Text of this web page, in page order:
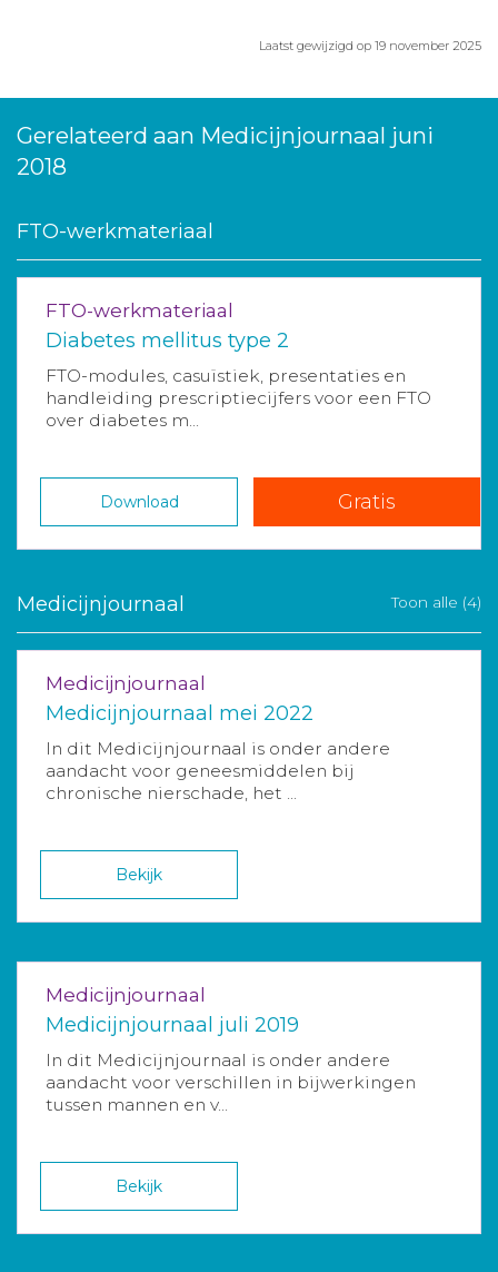
Laatst gewijzigd op 19 november 2025
Gerelateerd aan Medicijnjournaal juni
2018
FTO-werkmateriaal
FTO-werkmateriaal
Diabetes mellitus type 2
FTO-modules, casuïstiek, presentaties en
handleiding prescriptiecijfers voor een FTO
over diabetes m...
Download Gratis
Medicijnjournaal Toon alle (4)
Medicijnjournaal
Medicijnjournaal mei 2022
In dit Medicijnjournaal is onder andere
aandacht voor geneesmiddelen bij
chronische nierschade, het ...
Bekijk
Medicijnjournaal
Medicijnjournaal juli 2019
In dit Medicijnjournaal is onder andere
aandacht voor verschillen in bijwerkingen
tussen mannen en v...
Bekijk